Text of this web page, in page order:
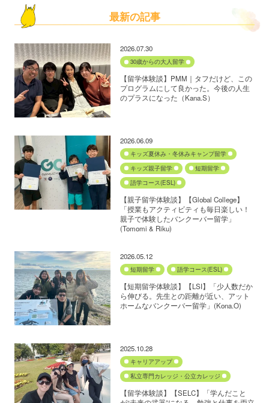
最新の記事
2026.07.30
30歳からの大人留学
【留学体験談】PMM｜タフだけど、この
プログラムにして良かった。今後の人生
のプラスになった（Kana.S）
2026.06.09
キッズ夏休み・冬休みキャンプ留学
キッズ親子留学
短期留学
語学コース(ESL)
【親子留学体験談】【Global College】
「授業もアクティビティも毎日楽しい！
親子で体験したバンクーバー留学」
(Tomomi & Riku)
2026.05.12
短期留学 語学コース(ESL)
【短期留学体験談】【LSI】「少人数だか
ら伸びる。先生との距離が近い、アット
ホームなバンクーバー留学」(Kona.O)
2025.10.28
キャリアアップ
私立専門カレッジ・公立カレッジ
【留学体験談】【SELC】「学んだこと